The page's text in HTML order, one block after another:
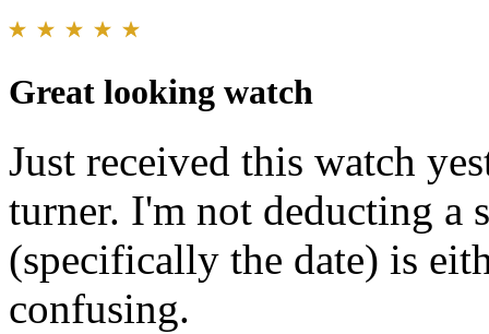
Great looking watch
Just received this watch
turner. I'm not deducting a
(specifically the date) is
confusing.